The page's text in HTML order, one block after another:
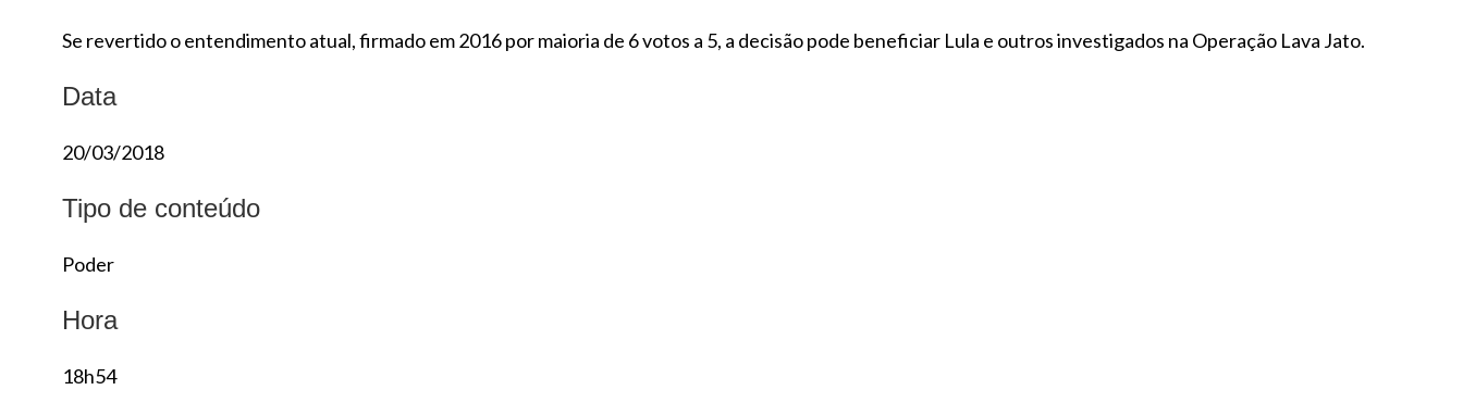
Se revertido o entendimento atual, firmado em 2016 por maioria de 6 votos a 5, a decisão pode beneficiar Lula e outros investigados na Operação Lava Jato.
Data
20/03/2018
Tipo de conteúdo
Poder
Hora
18h54